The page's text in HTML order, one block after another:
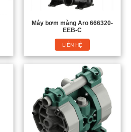
Máy bơm màng Aro 666320-
EEB-C
LIÊN HỆ